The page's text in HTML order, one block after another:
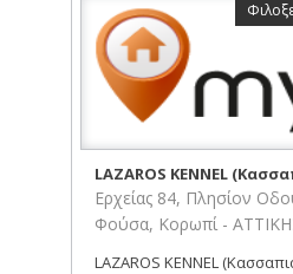
LAZAROS KENNEL
Ερχείας 84, Πλησίον
Φούσα, Κορωπί -
LAZAROS KENNEL